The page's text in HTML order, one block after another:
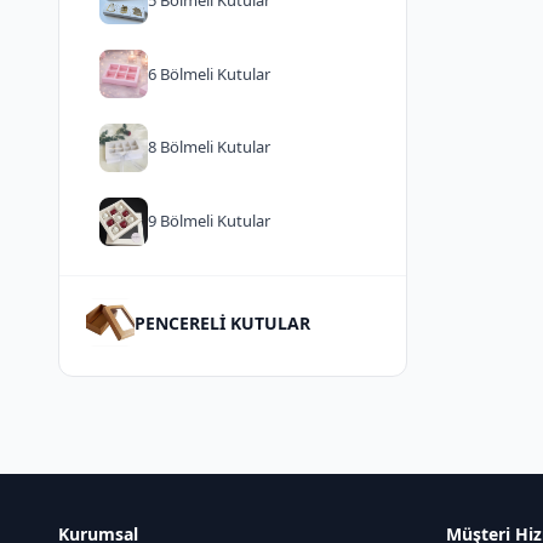
6 Bölmeli Kutular
8 Bölmeli Kutular
9 Bölmeli Kutular
PENCERELİ KUTULAR
Kurumsal Müşteri